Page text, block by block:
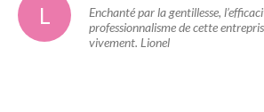
L
Enchanté par la gentillesse,
professionnalisme de cette
vivement. Lionel